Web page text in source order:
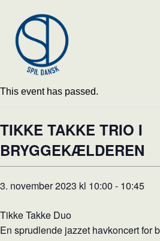
This event has passed.
TIKKE TAKKE TRIO I
BRYGGEKÆLDEREN
3. november 2023 kl 10:00 - 10:45
Tikke Takke Duo
En sprudlende jazzet havkoncert for